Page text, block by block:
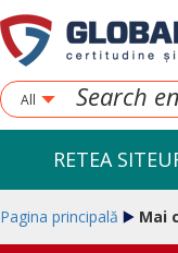
All
RETEA
Pagina principală Mai